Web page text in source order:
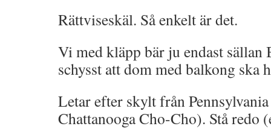
Rättviseskäl. Så enkelt är det.
Vi med kläpp bär ju endast sällan
schysst att dom med balkong ska
Letar efter skylt från
Chattanooga Cho-Cho). Stå redo